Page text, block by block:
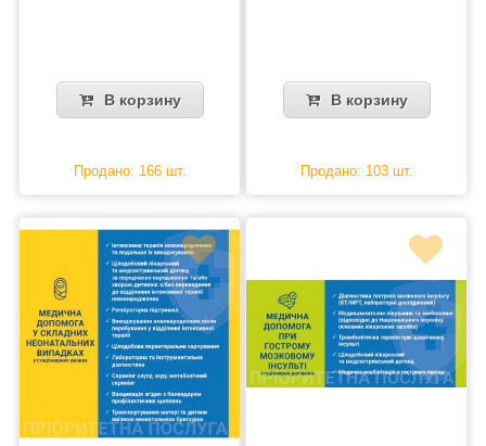
В корзину
Продано: 166 шт.
В корзину
Продано: 103 шт.